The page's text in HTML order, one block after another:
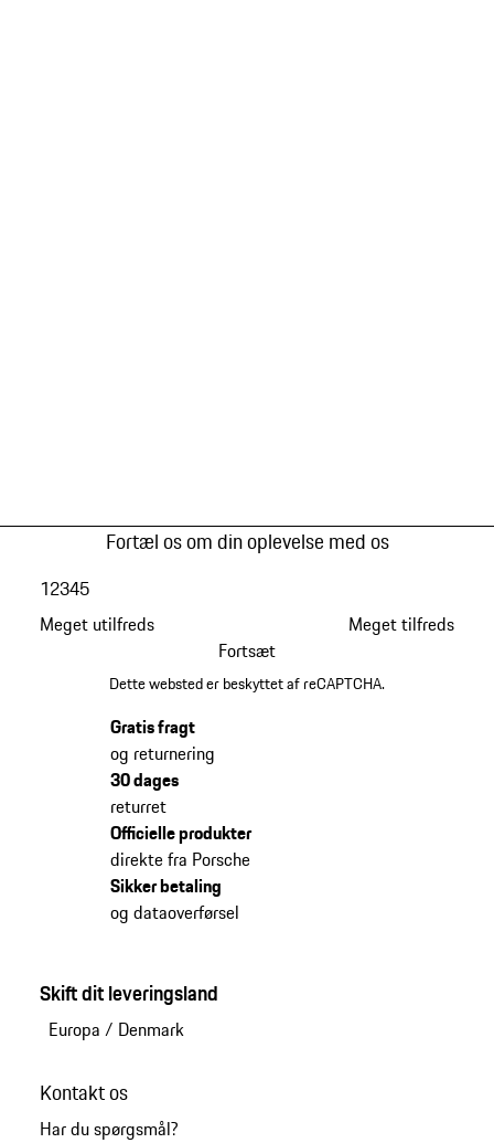
Fortæl os om din oplevelse med os
Meget utilfreds
12345
Meget tilfreds
Fortsæt
Dette websted er beskyttet af reCAPTCHA.
Gratis fragt
og returnering
30 dages
returret
Officielle produkter
direkte fra Porsche
Sikker betaling
og dataoverførsel
Skift dit leveringsland
Europa / Denmark
Kontakt os
Har du spørgsmål?